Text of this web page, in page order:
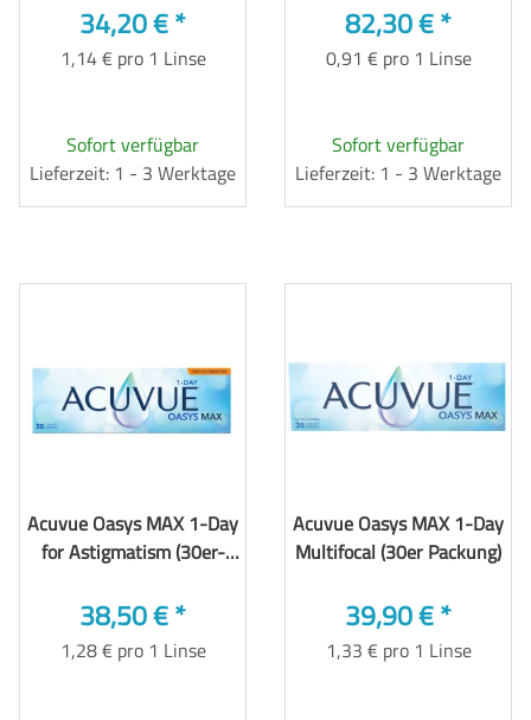
34,20 €*
1,14 € pro 1 Linse
Sofort verfügbar
Lieferzeit: 1 - 3 Werktage
82,30 €*
0,91 € pro 1 Linse
Sofort verfügbar
Lieferzeit: 1 - 3 Werktage
Acuvue Oasys MAX 1-Day
for Astigmatism (30er-
38,50 €*
1,28 € pro 1 Linse
Acuvue Oasys MAX 1-Day
Multifocal (30er Packung)
39,90 €*
1,33 € pro 1 Linse